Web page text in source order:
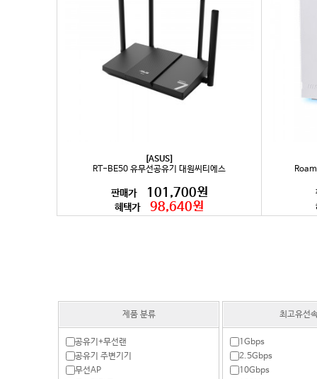
[ASUS]
RT-BE50 유무선공유기 대원씨티에스
판매가 101,700원
혜택가 98,640원
제품 분류
공유기+무선랜
공유기 주변기기
무선AP
최고유선
1Gbps
2.5Gbps
10Gbps